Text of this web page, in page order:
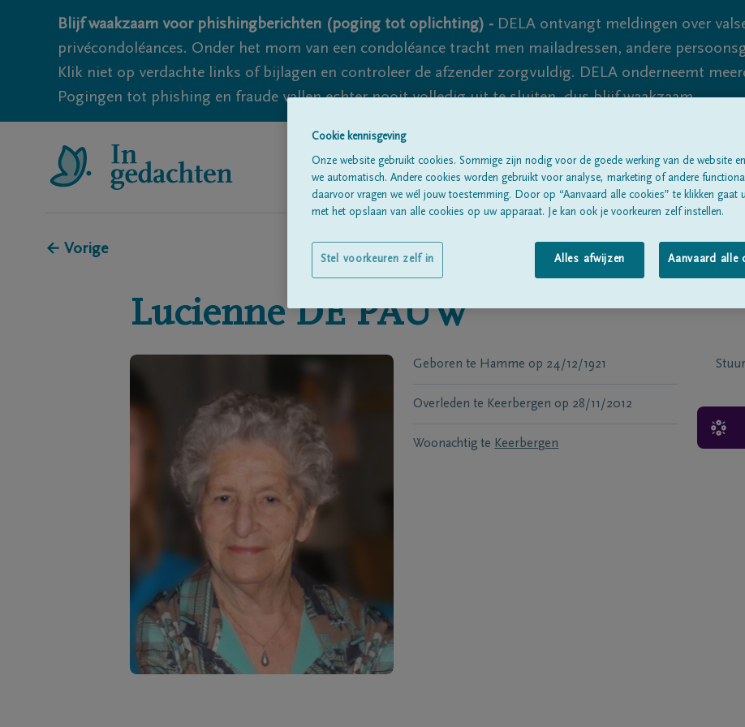
Blijf waakzaam voor phishingberichten (poging tot oplichting) - DELA ontvangt meldingen over
privécondoléances. Onder het mom van een condoléance tracht men mailadressen, andere
Klik niet op verdachte links of bijlagen en controleer de afzender zorgvuldig. DELA onderneemt
Pogingen tot phishing en fraude vallen echter nooit volledig uit te sluiten, dus blijf waakzaam.
Alle rouwberichtenOver ons
← Vorige
Lucienne DE PAUW
Geboren te Hamme op 24/12/1921
Overleden te Keerbergen op 28/11/2012
Woonachtig te Keerbergen
Cookie kennisgeving
Onze website gebruikt cookies. Sommige zijn nodig voor de goede werking van de website
we automatisch. Andere cookies worden gebruikt voor analyse, marketing of andere
daarvoor vragen we wél jouw toestemming. Door op “Aanvaard alle cookies” te klikken gaat
met het opslaan van alle cookies op uw apparaat. Je kan ook je voorkeuren zelf instellen.
Alles afwijzen Aanvaard alle
Stel voorkeuren zelf in